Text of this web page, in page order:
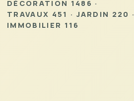
DÉCORATION 1486 ·
TRAVAUX 451 · JARDIN 220 ·
IMMOBILIER 116